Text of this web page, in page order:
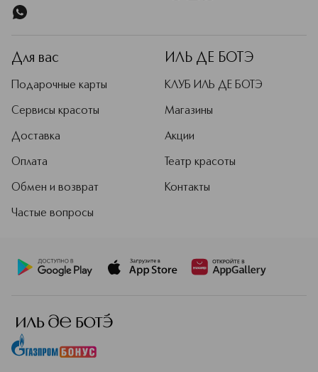
Для вас
Подарочные карты
Сервисы красоты
Доставка
Оплата
Обмен и возврат
Частые вопросы
ИЛЬ ДЕ БОТЭ
КЛУБ ИЛЬ ДЕ БОТЭ
Магазины
Акции
Театр красоты
Контакты